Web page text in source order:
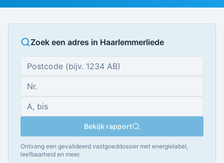
Zoek een adres in Haarlemmerliede
Bekijk rapport
Ontvang een gevalideerd vastgoeddossier met energielabel,
leefbaarheid en meer.